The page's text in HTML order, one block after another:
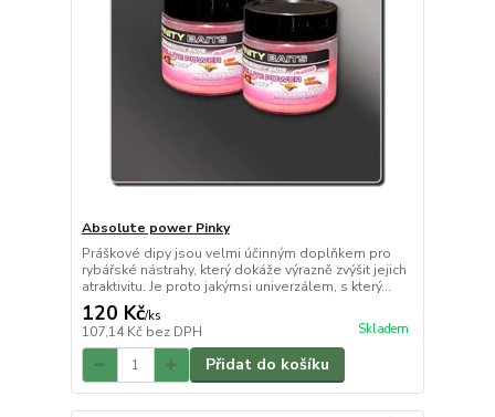
Absolute power Pinky
Práškové dipy jsou velmi účinným doplňkem pro
rybářské nástrahy, který dokáže výrazně zvýšit jejich
atraktivitu. Je proto jakýmsi univerzálem, s který...
120 Kč/ks
107,14 Kč bez DPH Skladem
Přidat do košíku